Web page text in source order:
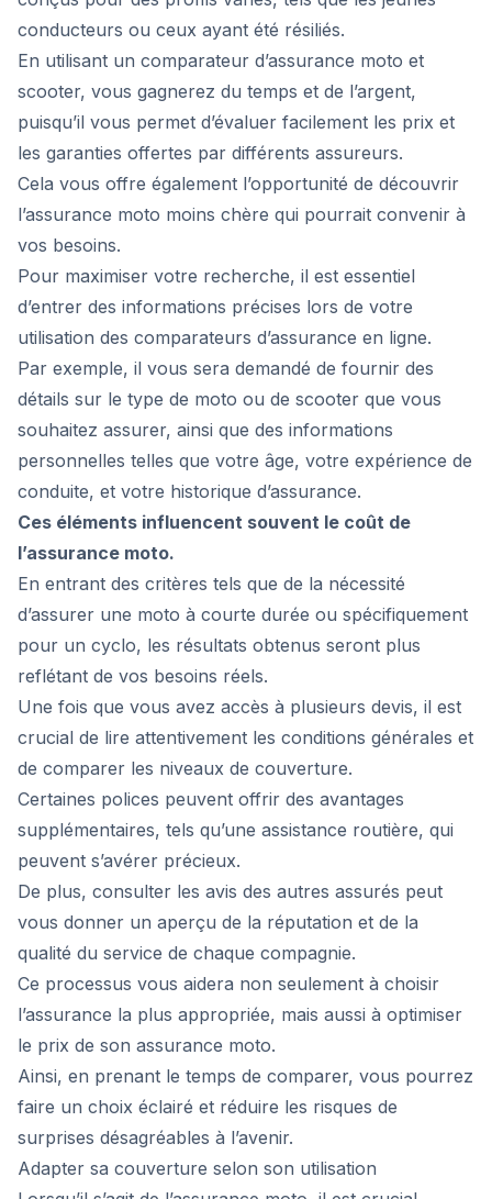
conducteurs ou ceux ayant été résiliés.
En utilisant un comparateur d’assurance moto et
scooter, vous gagnerez du temps et de l’argent,
puisqu’il vous permet d’évaluer facilement les prix et
les garanties offertes par différents assureurs.
Cela vous offre également l’opportunité de découvrir
l’assurance moto moins chère qui pourrait convenir à
vos besoins.
Pour maximiser votre recherche, il est essentiel
d’entrer des informations précises lors de votre
utilisation des comparateurs d’assurance en ligne.
Par exemple, il vous sera demandé de fournir des
détails sur le type de moto ou de scooter que vous
souhaitez assurer, ainsi que des informations
personnelles telles que votre âge, votre expérience de
conduite, et votre historique d’assurance.
Ces éléments influencent souvent le coût de
l’assurance moto.
En entrant des critères tels que de la nécessité
d’assurer une moto à courte durée ou spécifiquement
pour un cyclo, les résultats obtenus seront plus
reflétant de vos besoins réels.
Une fois que vous avez accès à plusieurs devis, il est
crucial de lire attentivement les conditions générales et
de comparer les niveaux de couverture.
Certaines polices peuvent offrir des avantages
supplémentaires, tels qu’une assistance routière, qui
peuvent s’avérer précieux.
De plus, consulter les avis des autres assurés peut
vous donner un aperçu de la réputation et de la
qualité du service de chaque compagnie.
Ce processus vous aidera non seulement à choisir
l’assurance la plus appropriée, mais aussi à optimiser
le prix de son assurance moto.
Ainsi, en prenant le temps de comparer, vous pourrez
faire un choix éclairé et réduire les risques de
surprises désagréables à l’avenir.
Adapter sa couverture selon son utilisation